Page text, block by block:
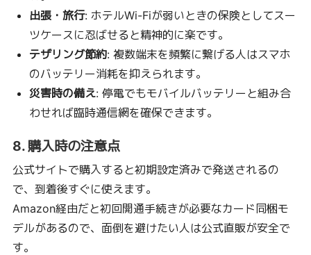
出張・旅行: ホテルWi-Fiが弱いときの保険としてスー
ツケースに忍ばせると精神的に楽です。
テザリング節約: 複数端末を頻繁に繋げる人はスマホ
のバッテリー消耗を抑えられます。
災害時の備え: 停電でもモバイルバッテリーと組み合
わせれば臨時通信網を確保できます。
8. 購入時の注意点
公式サイトで購入すると初期設定済みで発送されるの
で、到着後すぐに使えます。
Amazon経由だと初回開通手続きが必要なカード同梱モ
デルがあるので、面倒を避けたい人は公式直販が安全で
す。